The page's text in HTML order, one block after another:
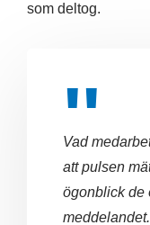
som deltog.
Vad
att pulsen
ögonblick de